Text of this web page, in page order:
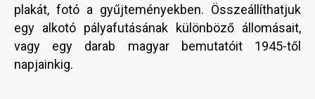
plakát, fotó a gyűjteményekben. Összeállíthatjuk
egy alkotó pályafutásának különböző állomásait,
vagy egy darab magyar bemutatóit 1945-től
napjainkig.